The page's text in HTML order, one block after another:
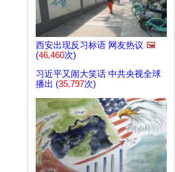
西安出现反习标语 网友热议 🖼️
(46,460次)
习近平又闹大笑话 中共央视全球
播出 (35,797次)